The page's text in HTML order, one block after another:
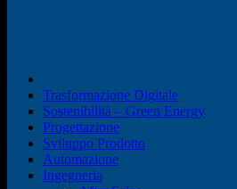
Trasformazione Digitale
Sostenibilità – Green Energy
Progettazione
Sviluppo Prodotto
Automazione
Ingegneria